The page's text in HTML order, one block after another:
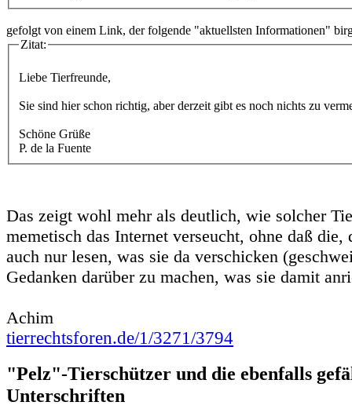
gefolgt von einem Link, der folgende "aktuellsten Informationen"
Zitat:
Liebe Tierfreunde,
Sie sind hier schon richtig, aber derzeit gibt es noch nichts zu
Schöne Grüße
P. de la Fuente
Das zeigt wohl mehr als deutlich, wie solcher
memetisch das Internet verseucht, ohne daß
auch nur lesen, was sie da verschicken
Gedanken darüber zu machen, was sie damit
Achim
tierrechtsforen.de/1/3271/3794
"Pelz"-Tierschützer und die ebenfalls
Unterschriften